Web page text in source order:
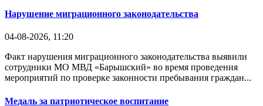
Нарушение миграционного законодательства
04-08-2026, 11:20
Факт нарушения миграционного законодательства выявили
сотрудники МО МВД «Барышский» во время проведения
мероприятий по проверке законности пребывания граждан...
Медаль за патриотическое воспитание